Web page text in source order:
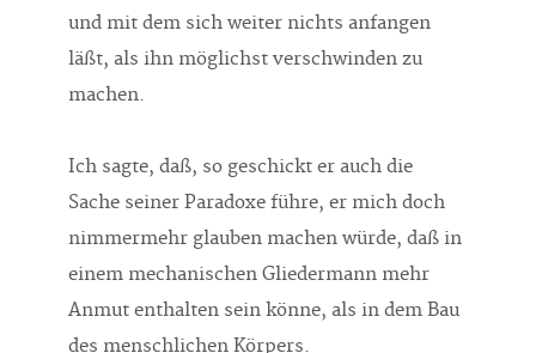
und mit dem sich weiter nichts anfangen
läßt, als ihn möglichst verschwinden zu
machen.
Ich sagte, daß, so geschickt er auch die
Sache seiner Paradoxe führe, er mich doch
nimmermehr glauben machen würde, daß in
einem mechanischen Gliedermann mehr
Anmut enthalten sein könne, als in dem Bau
des menschlichen Körpers.